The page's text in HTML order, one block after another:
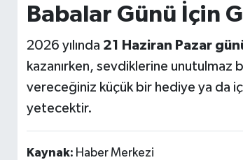
Babalar Günü İçin
2026 yılında 21 Haziran Pazar
kazanırken, sevdiklerine unutulmaz
vereceğiniz küçük bir hediye ya da
yetecektir.
Kaynak: Haber Merkezi